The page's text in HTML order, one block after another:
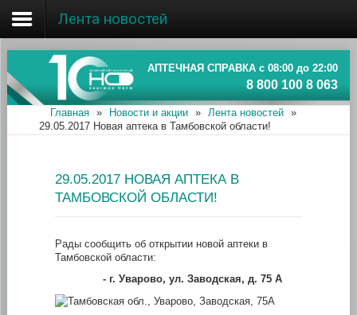
Главная
Об ассоциации
Наши аптеки
Информация
Лента новостей
АПТЕЧНАЯ СПРАВКА с 08:00 до 22:00
8 800 100 8 063
Главная » Новости и акции » Лента новостей
»
29.05.2017 Новая аптека в Тамбовской области!
29.05.2017 НОВАЯ АПТЕКА В
ТАМБОВСКОЙ ОБЛАСТИ!
Рады сообщить об открытии новой аптеки в
Тамбовской области:
- г. Уварово, ул. Заводская, д. 75 А